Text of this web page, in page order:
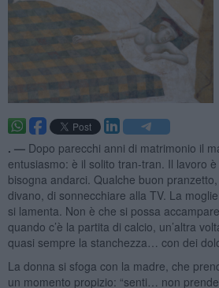
. — Dopo parecchi anni di matrimonio il
entusiasmo: è il solito tran-tran. Il lavoro
bisogna andarci. Qualche buon
divano, di sonnecchiare alla TV. La
si lamenta. Non è che si possa
quando c’è la partita di calcio, un’altra
quasi sempre la stanchezza… con dei
La donna si sfoga con la madre, che
un momento propizio: “senti… non